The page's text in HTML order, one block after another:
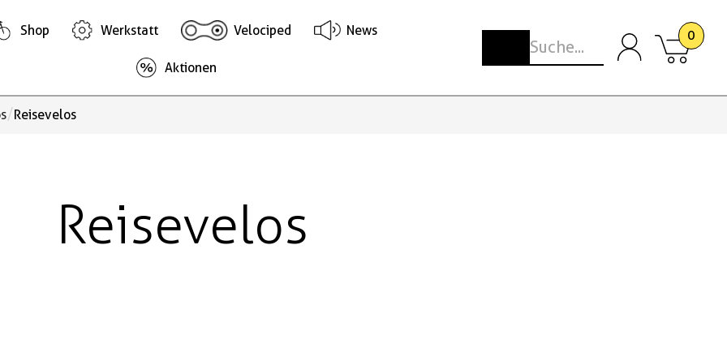
Shop Werkstatt Velociped News
Aktionen
0
/Reisevelos
Reisevelos